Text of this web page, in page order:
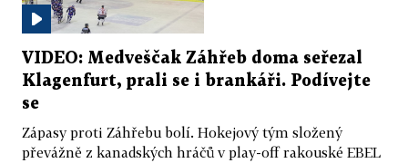
VIDEO: Medveščak Záhřeb doma seřezal
Klagenfurt, prali se i brankáři. Podívejte
se
Zápasy proti Záhřebu bolí. Hokejový tým složený
převážně z kanadských hráčů v play-off rakouské EBEL